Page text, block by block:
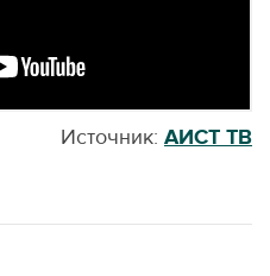
Источник: АИСТ ТВ